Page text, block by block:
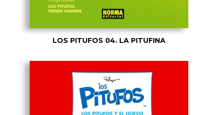
LOS PITUFOS 04. LA PITUFINA